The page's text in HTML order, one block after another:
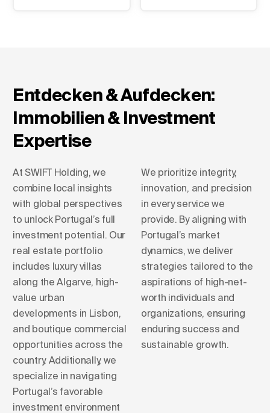
Entdecken & Aufdecken:
Immobilien & Investment
Expertise
At SWIFT Holding, we
combine local insights
with global perspectives
to unlock Portugal’s full
investment potential. Our
real estate portfolio
includes luxury villas
along the Algarve, high-
value urban
developments in Lisbon,
and boutique commercial
opportunities across the
country. Additionally, we
specialize in navigating
Portugal’s favorable
investment environment
We prioritize integrity,
innovation, and precision
in every service we
provide. By aligning with
Portugal’s market
dynamics, we deliver
strategies tailored to the
aspirations of high-net-
worth individuals and
organizations, ensuring
enduring success and
sustainable growth.